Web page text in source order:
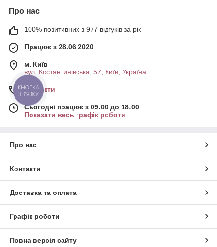
Про нас
100% позитивних з 977 відгуків за рік
Працює з 28.06.2020
м. Київ
вул. Костянтинівська, 57, Київ, Україна
Контакти
Сьогодні працює з 09:00 до 18:00
Показати весь графік роботи
Про нас
Контакти
Доставка та оплата
Графік роботи
Повна версія сайту
КНОПКА
ЗВ'ЯЗКУ